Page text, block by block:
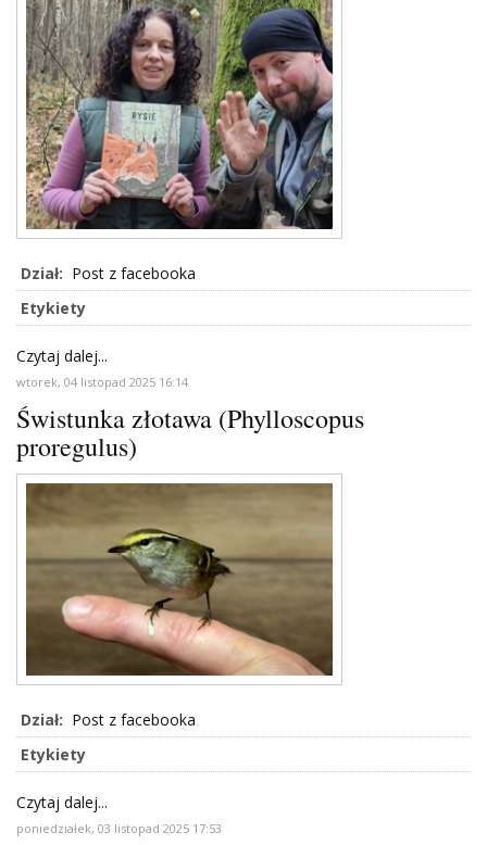
Dział: Post z facebooka
Etykiety
Czytaj dalej...
wtorek, 04 listopad 2025 16:14
Świstunka złotawa (Phylloscopus
proregulus)
Dział: Post z facebooka
Etykiety
Czytaj dalej...
poniedziałek, 03 listopad 2025 17:53